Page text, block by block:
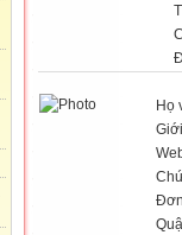
Họ